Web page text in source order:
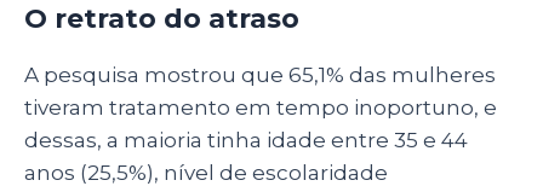
O retrato do atraso
A pesquisa mostrou que 65,1% das mulheres
tiveram tratamento em tempo inoportuno, e
dessas, a maioria tinha idade entre 35 e 44
anos (25,5%), nível de escolaridade